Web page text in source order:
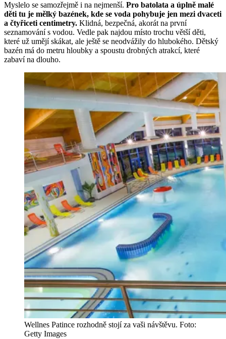
Myslelo se samozřejmě i na nejmenší. Pro batolata a úplně malé
děti tu je mělký bazének, kde se voda pohybuje jen mezi dvaceti
a čtyřiceti centimetry. Klidná, bezpečná, akorát na první
seznamování s vodou. Vedle pak najdou místo trochu větší děti,
které už umějí skákat, ale ještě se neodvážily do hlubokého. Dětský
bazén má do metru hloubky a spoustu drobných atrakcí, které
zabaví na dlouho.
Wellnes Patince rozhodně stojí za vaši návštěvu. Foto:
Getty Images